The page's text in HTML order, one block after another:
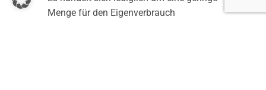
Menge für den Eigenverbrauch